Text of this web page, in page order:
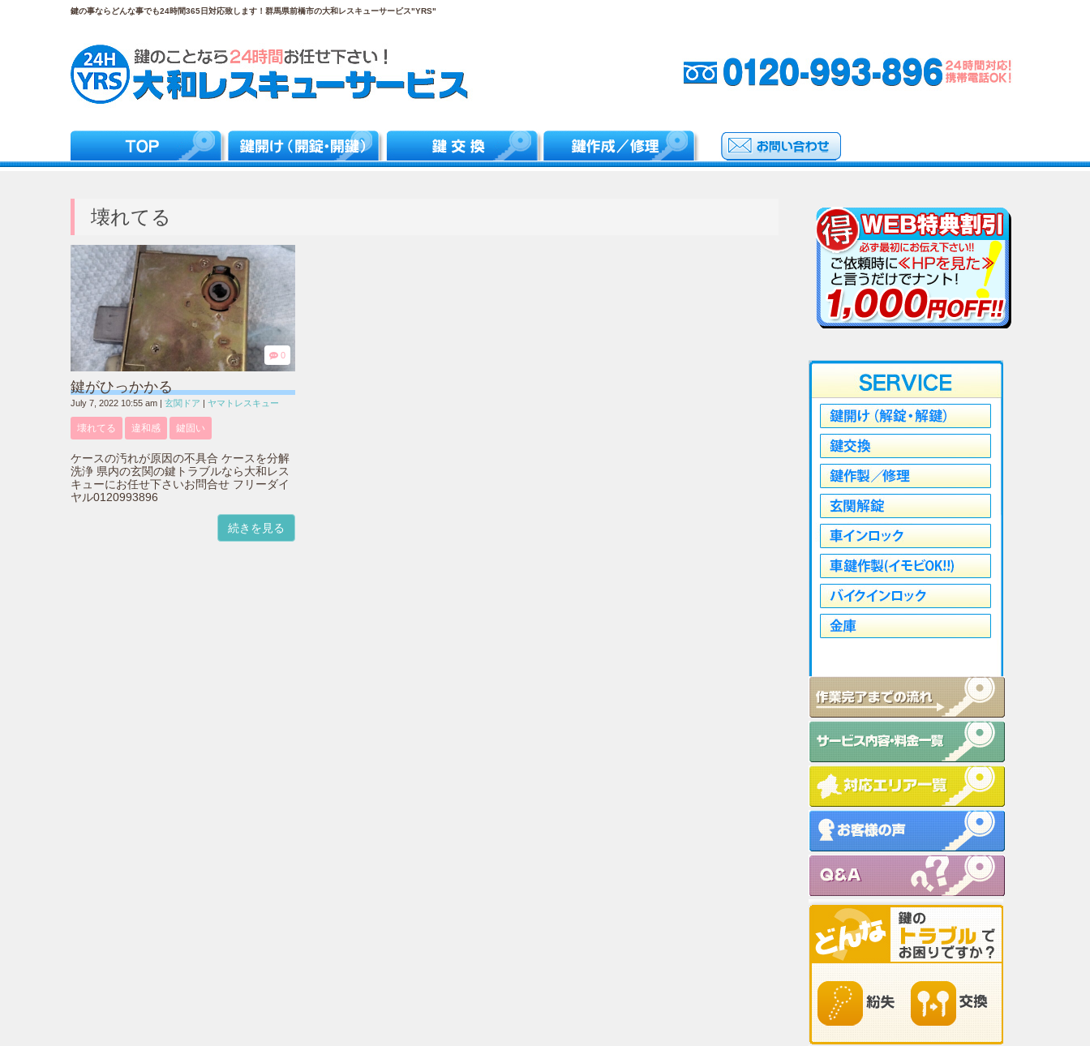
鍵の事ならどんな事でも24時間365日対応致します！群馬県前橋市の大和レスキューサービス"YRS"
壊れてる
0
鍵がひっかかる
July 7, 2022 10:55 am | 玄関ドア | ヤマトレスキュー
壊れてる 違和感 鍵固い
ケースの汚れが原因の不具合 ケースを分解
洗浄 県内の玄関の鍵トラブルなら大和レス
キューにお任せ下さいお問合せ フリーダイ
ヤル0120993896
続きを見る